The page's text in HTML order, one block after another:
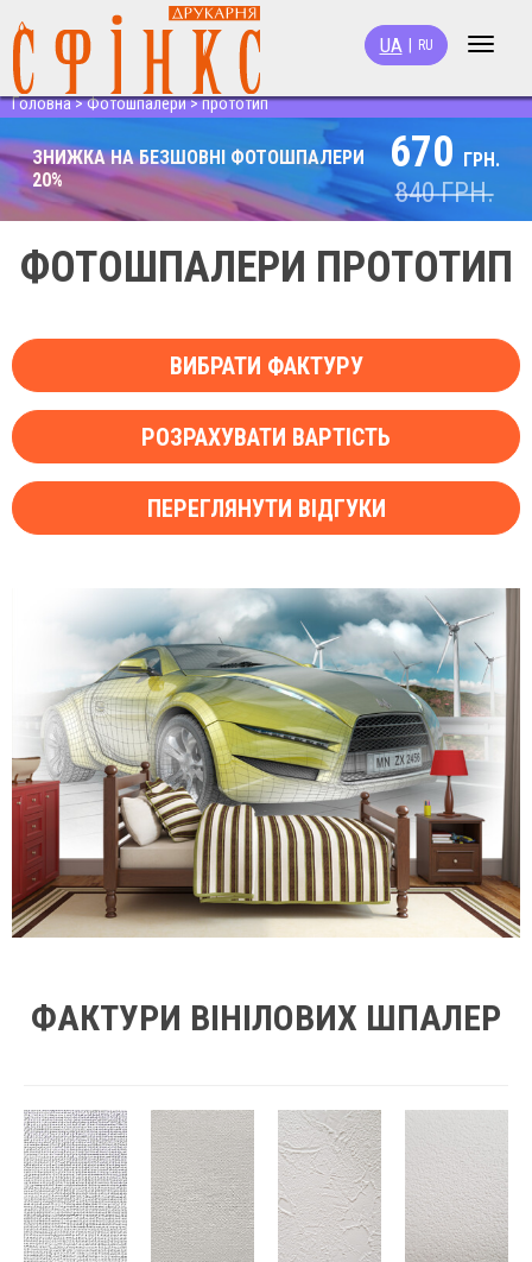
Toggle
UA RU
Головна>Фотошпалери>прототип
ЗНИЖКА НА БЕЗШОВНІ ФОТОШПАЛЕРИ
20%
670 ГРН.
840ГРН.
ФОТОШПАЛЕРИ ПРОТОТИП
ВИБРАТИ ФАКТУРУ
РОЗРАХУВАТИ ВАРТІСТЬ
ПЕРЕГЛЯНУТИ ВІДГУКИ
ФАКТУРИ ВІНІЛОВИХ ШПАЛЕР